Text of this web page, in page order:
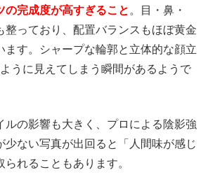
の完成度が高すぎること 。目・鼻・
整っており、配置バランスもほぼ黄金
ます。シャープな輪郭と立体的な顔立
うに見えてしまう瞬間があるようで
ルの影響も大きく、プロによる陰影強
少ない写真が出回ると「人間味が感じ
れることもあります。